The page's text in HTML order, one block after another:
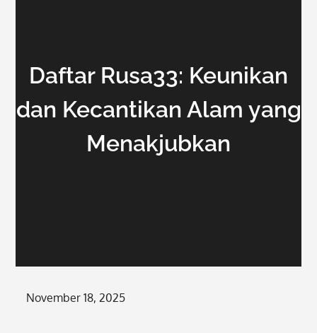
Daftar Rusa33: Keunikan
dan Kecantikan Alam yang
Menakjubkan
Posted
November 18, 2025